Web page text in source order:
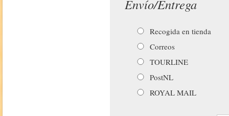
Envío/Entrega
Recogida en tienda
Correos
TOURLINE
PostNL
ROYAL MAIL